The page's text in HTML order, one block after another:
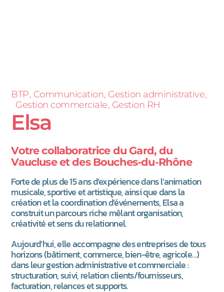
Elsa
Votre collaboratrice du Gard, du
Vaucluse et des Bouches-du-Rhône
Forte de plus de 15 ans d’expérience dans l’animation
musicale, sportive et artistique, ainsi que dans la
création et la coordination d’événements, Elsa a
construit un parcours riche mêlant organisation,
créativité et sens du relationnel.
Aujourd’hui, elle accompagne des entreprises de tous
horizons (bâtiment, commerce, bien-être, agricole…)
dans leur gestion administrative et commerciale :
structuration, suivi, relation clients/fournisseurs,
facturation, relances et supports.
BTP Communication Gestion administrative
Gestion commerciale Gestion RH